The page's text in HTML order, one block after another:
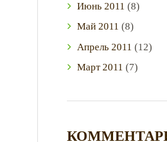
Июнь 2011 (8)
Май 2011 (8)
Апрель 2011 (12)
Март2011 (7)